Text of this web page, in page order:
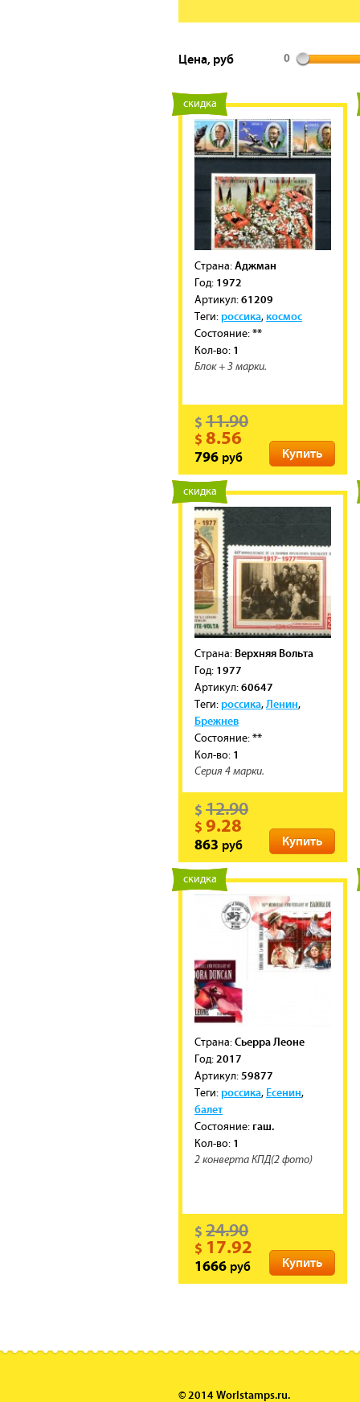
Цена, руб 0
новинка
скидка
Cтрана:Аджман
Год: 1972
Артикул:61209
Теги:россика, космос
Состояние:**
Кол-во: 1
Блок + 3 марки.
Купить
$ 11.90
$ 8.56
796 руб
новинка
скидка
Cтрана: Верхняя Вольта
Год: 1977
Артикул:60647
Теги:россика,Ленин,
Брежнев
Состояние:**
Кол-во: 1
Серия 4 марки.
Купить
$ 12.90
$ 9.28
863 руб
новинка
скидка
Cтрана:Сьерра Леоне
Год: 2017
Артикул: 59877
Теги:россика, Есенин,
балет
Состояние:гаш.
Кол-во: 1
2 конверта КПД(2 фото)
Купить
$ 24.90
$ 17.92
1666 руб
© 2014 Worlstamps.ru.